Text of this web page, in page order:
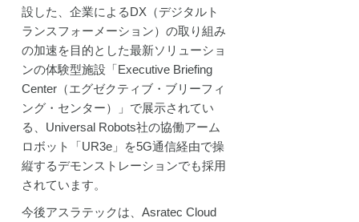
設した、企業によるDX（デジタルト
ランスフォーメーション）の取り組み
の加速を目的とした最新ソリューショ
ンの体験型施設「Executive Briefing
Center（エグゼクティブ・ブリーフィ
ング・センター）」で展示されてい
る、Universal Robots社の協働アーム
ロボット「UR3e」を5G通信経由で操
縦するデモンストレーションでも採用
されています。
今後アスラテックは、Asratec Cloud